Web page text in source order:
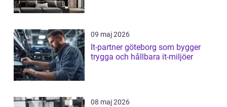
09 maj 2026
It-partner göteborg som bygger
trygga och hållbara it-miljöer
08 maj 2026